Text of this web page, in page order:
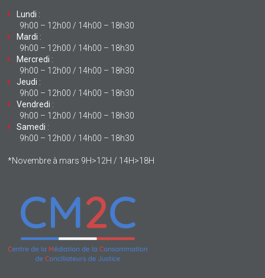
Lundi :
9h00 – 12h00 / 14h00 – 18h30
Mardi :
9h00 – 12h00 / 14h00 – 18h30
Mercredi :
9h00 – 12h00 / 14h00 – 18h30
Jeudi :
9h00 – 12h00 / 14h00 – 18h30
Vendredi :
9h00 – 12h00 / 14h00 – 18h30
Samedi :
9h00 – 12h00 / 14h00 – 18h30
*Novembre à mars 9H>12H / 14H>18H